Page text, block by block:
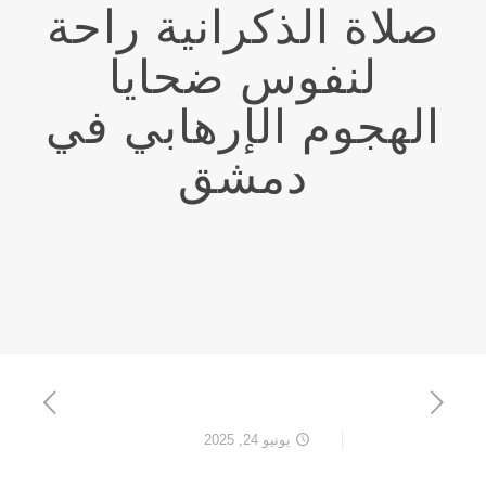
صلاة الذكرانية راحة
لنفوس ضحايا
الهجوم الإرهابي في
دمشق
يونيو 24, 2025